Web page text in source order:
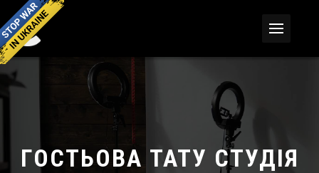
ГОСТЬОВА ТАТУ СТУДІЯ